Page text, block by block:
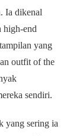
Ia dikenal
high-end
yang
outfit of the
sendiri.
yang sering ia